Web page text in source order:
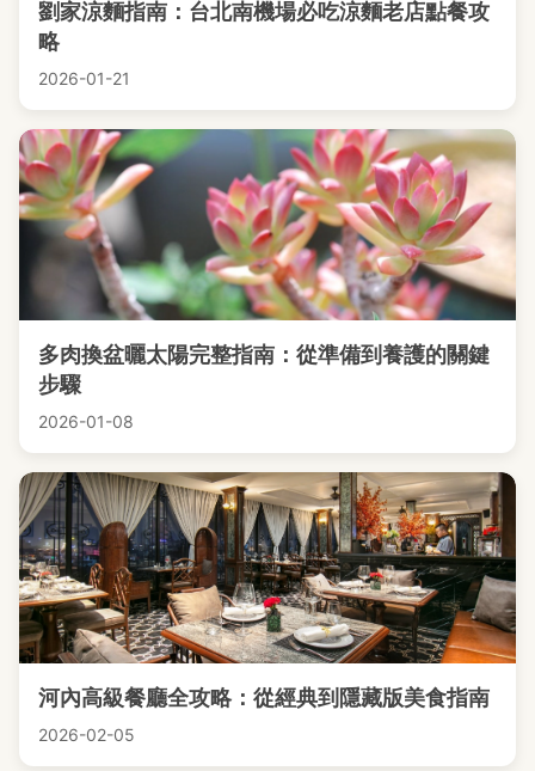
劉家涼麵指南：台北南機場必吃涼麵老店點餐攻
略
2026-01-21
多肉換盆曬太陽完整指南：從準備到養護的關鍵
步驟
2026-01-08
河內高級餐廳全攻略：從經典到隱藏版美食指南
2026-02-05